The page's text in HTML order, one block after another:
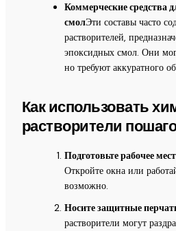
Коммерческие средства
смолЭти составы часто
растворителей,
эпоксидных смол. Они
но требуют аккуратного
Как использовать
растворители
Подготовьте рабочее
Откройте окна или
возможно.
Носите защитные
растворители могут